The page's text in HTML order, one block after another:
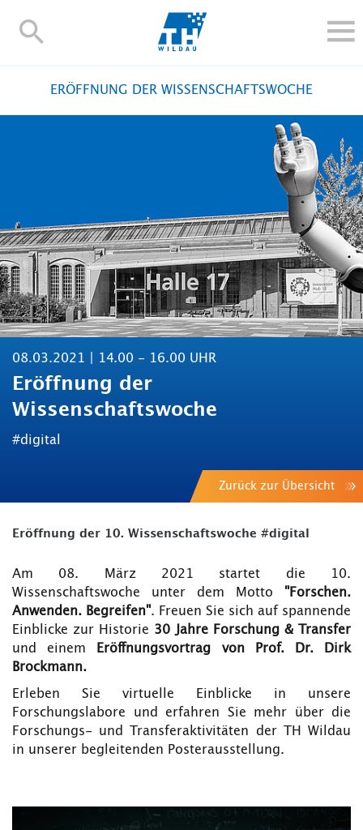
TH-
STUDIEREN UND WEITERBILDEN
BESCHÄFTIGTE
Blogs Kontakt und Anfahrt Webmail Moodle
TH Online-Portal Personensuche English
ERÖFFNUNG DER WISSENSCHAFTSWOCHE
08.03.2021 | 14.00 - 16.00 UHR
Eröffnung der
Wissenschaftswoche
#digital
Zurück zur Übersicht
Eröffnung der 10. Wissenschaftswoche #digital
Am 08. März 2021 startet die 10.
Wissenschaftswoche unter dem Motto "Forschen.
Anwenden. Begreifen". Freuen Sie sich auf spannende
Einblicke zur Historie 30 Jahre Forschung & Transfer
und einem
Eröffnungsvortrag von Prof. Dr. Dirk
Brockmann.
Erleben Sie virtuelle Einblicke in unsere
Forschungslabore und erfahren Sie mehr über die
Forschungs- und Transferaktivitäten der TH Wildau
in unserer begleitenden Posterausstellung.